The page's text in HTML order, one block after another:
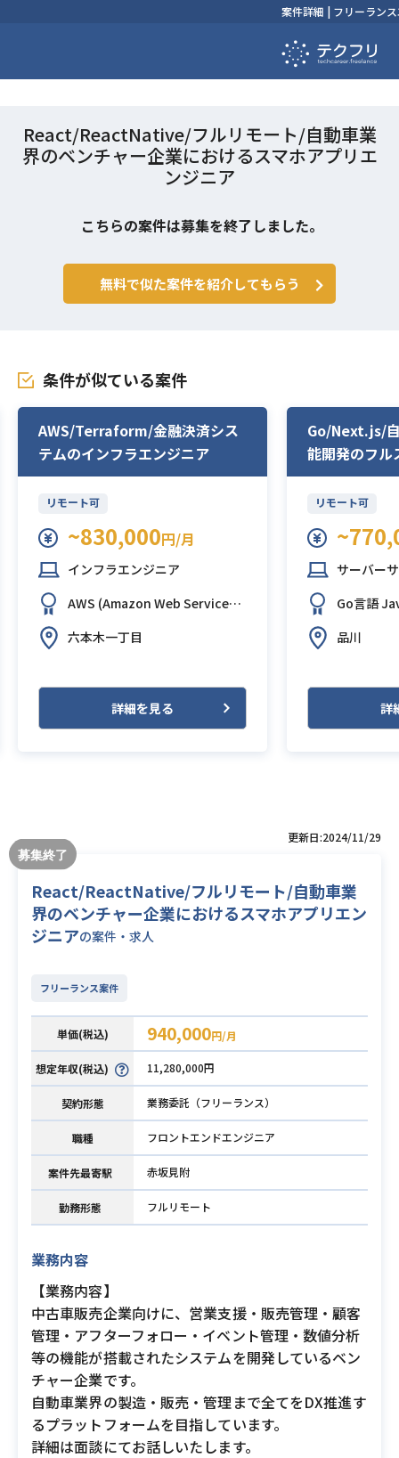
案件詳細 | フリーラン
React/ReactNative/フルリモート/自動車業
界のベンチャー企業におけるスマホアプリエ
ンジニア
こちらの案件は募集を終了しました。
無料で似た案件を紹介してもらう
条件が似ている案件
AWS/Terraform/金融決済シス
テムのインフラエンジニア
リモート可
~830,000円/月
インフラエンジニア
AWS (Amazon Web Services)
六本木一丁目
詳細を見る
Go/Next.js/
能開発のフル
ア
リモート可
サーバー
Go言語
on
品川
詳
更新日:2024/11/29
React/ReactNative/フルリモート/自動車業
界のベンチャー企業におけるスマホアプリエン
ジニアの案件・求人
フリーランス案件
単価(税込) 940,000円/月
想定年収(税込) 11,280,000円
契約形態 業務委託（フリーランス）
職種 フロントエンドエンジニア
案件先最寄駅 赤坂見附
勤務形態 フルリモート
業務内容
【業務内容】
中古車販売企業向けに、営業支援・販売管理・顧客
管理・アフターフォロー・イベント管理・数値分析
等の機能が搭載されたシステムを開発しているベン
チャー企業です。
自動車業界の製造・販売・管理まで全てをDX推進す
るプラットフォームを目指しています。
詳細は面談にてお話しいたします。